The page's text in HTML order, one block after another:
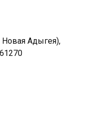
Новая Адыгея),